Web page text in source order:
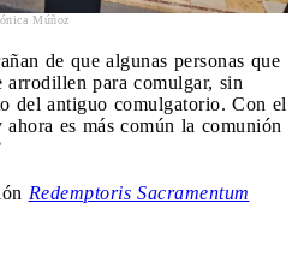
Múñoz
de que algunas personas que
para comulgar, sin
del antiguo comulgatorio. Con el
es más común la comunión
Redemptoris Sacramentum